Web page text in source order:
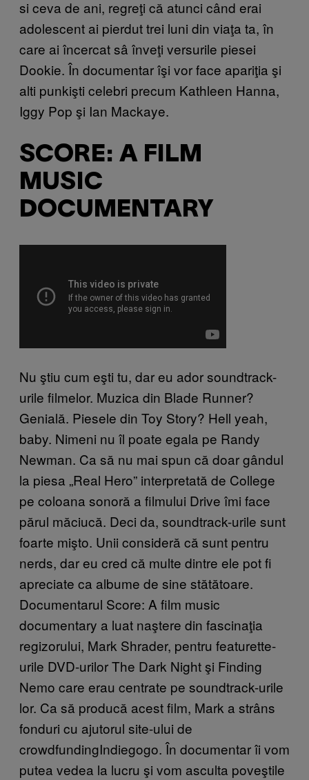
si ceva de ani, regreţi că atunci când erai
adolescent ai pierdut trei luni din viaţa ta, în
care ai încercat sâ înveţi versurile piesei
Dookie. În documentar îşi vor face apariţia şi
alti punkişti celebri precum Kathleen Hanna,
Iggy Pop şi Ian Mackaye.
SCORE: A FILM
MUSIC
DOCUMENTARY
Nu ştiu cum eşti tu, dar eu ador soundtrack-
urile filmelor. Muzica din Blade Runner?
Genială. Piesele din Toy Story? Hell yeah,
baby. Nimeni nu îl poate egala pe Randy
Newman. Ca să nu mai spun că doar gândul
la piesa „Real Hero” interpretată de College
pe coloana sonoră a filmului Drive îmi face
părul măciucă. Deci da, soundtrack-urile sunt
foarte mişto. Unii consideră că sunt pentru
nerds, dar eu cred că multe dintre ele pot fi
apreciate ca albume de sine stătătoare.
Documentarul Score: A film music
documentary a luat naştere din fascinaţia
regizorului, Mark Shrader, pentru featurette-
urile DVD-urilor The Dark Night şi Finding
Nemo care erau centrate pe soundtrack-urile
lor. Ca să producă acest film, Mark a strâns
fonduri cu ajutorul site-ului de
crowdfundingIndiegogo. În documentar îi vom
putea vedea la lucru şi vom asculta poveştile